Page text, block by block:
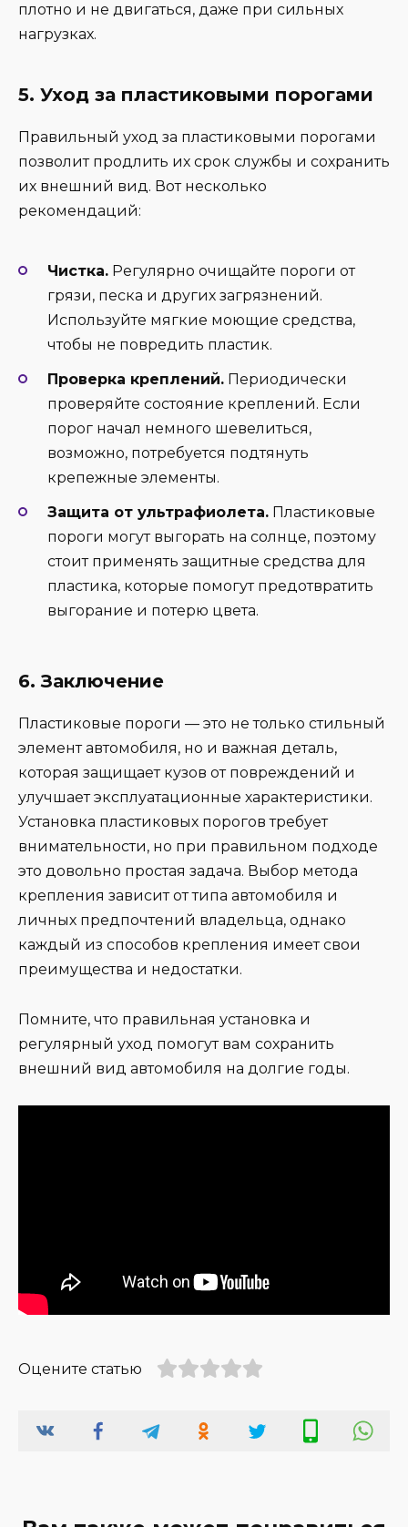
плотно и не двигаться, даже при сильных
нагрузках.
5. Уход за пластиковыми порогами
Правильный уход за пластиковыми порогами
позволит продлить их срок службы и сохранить
их внешний вид. Вот несколько
рекомендаций:
Чистка. Регулярно очищайте пороги от
грязи, песка и других загрязнений.
Используйте мягкие моющие средства,
чтобы не повредить пластик.
Проверка креплений. Периодически
проверяйте состояние креплений. Если
порог начал немного шевелиться,
возможно, потребуется подтянуть
крепежные элементы.
Защита от ультрафиолета. Пластиковые
пороги могут выгорать на солнце, поэтому
стоит применять защитные средства для
пластика, которые помогут предотвратить
выгорание и потерю цвета.
6. Заключение
Пластиковые пороги — это не только стильный
элемент автомобиля, но и важная деталь,
которая защищает кузов от повреждений и
улучшает эксплуатационные характеристики.
Установка пластиковых порогов требует
внимательности, но при правильном подходе
это довольно простая задача. Выбор метода
крепления зависит от типа автомобиля и
личных предпочтений владельца, однако
каждый из способов крепления имеет свои
преимущества и недостатки.
Помните, что правильная установка и
регулярный уход помогут вам сохранить
внешний вид автомобиля на долгие годы.
Оцените статью